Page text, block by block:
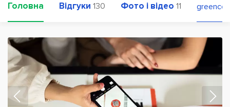
Головна Відгуки 130 Фото і відео 11